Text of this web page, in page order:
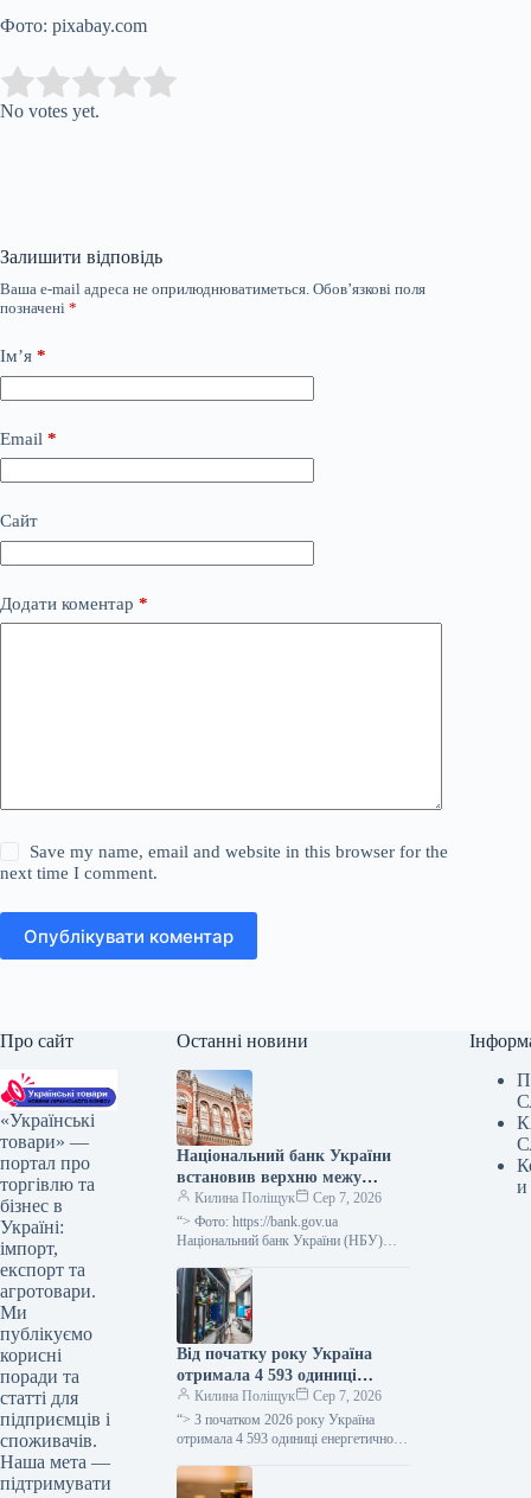
Фото: pixabay.com
Rate this item:
No votes yet.
Залишити відповідь
Ваша e-mail адреса не оприлюднюватиметься. Обов’язкові поля
позначені *
Ім’я *
Email *
Сайт
Додати коментар *
Save my name, email and website in this browser for the
next time I comment.
Опублікувати коментар
Про сайт
«Українські
товари» —
портал про
торгівлю та
бізнес в
Україні:
імпорт,
експорт та
агротовари.
Ми
публікуємо
корисні
поради та
статті для
підприємців і
споживачів.
Наша мета —
підтримувати
Останні новини
Національний банк України
встановив верхню межу
відсоткової ставки за
тримісячними депозитними
сертифікатами, яка не
плюс 3,5 процентних пункти.
Килина Поліщук
Сер 7, 2026
“> Фото: https://bank.gov.ua
Національний банк України (НБУ)
тримісячними обмеженими
депозитними сертифікатами, який
дорівнює обліковій ставці плюс…
Від початку року Україна
отримала 4 593 одиниці
енергетичного обладнання, ще
1 206 очікується.
Килина Поліщук
Сер 7, 2026
“> З початком 2026 року Україна
отримала 4 593 одиниці енергетичного
трансформатори, блочно-модульні
и